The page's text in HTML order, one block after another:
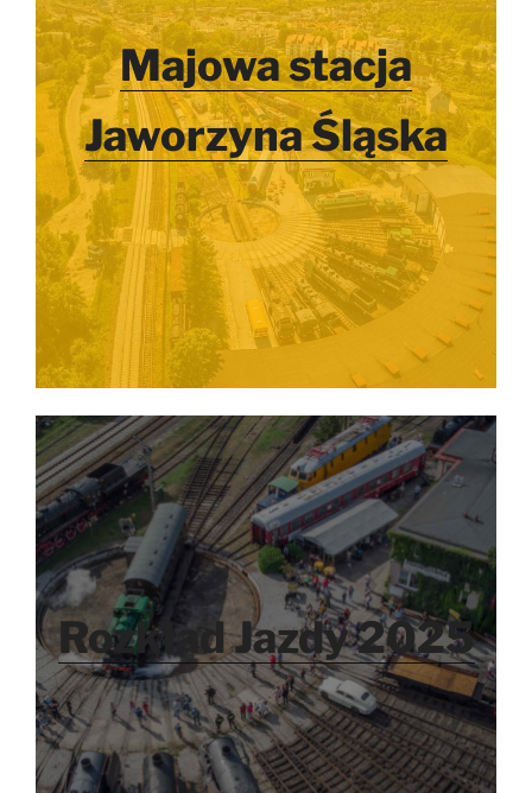
Majowa stacja
Jaworzyna Śląska
Rozkład Jazdy 2025